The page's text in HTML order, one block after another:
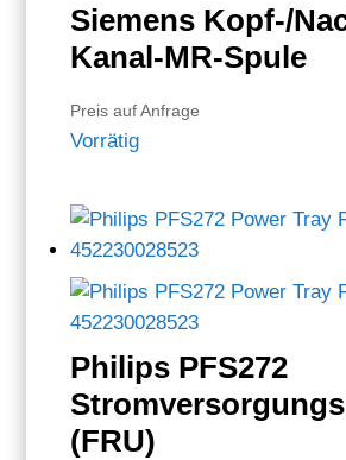
Siemens Kopf-/
Kanal-MR-Spule
Preis auf Anfrage
Vorrätig
Philips PFS272
(FRU)